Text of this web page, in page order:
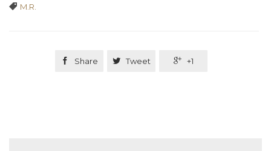
 Tags
M.R.
 Share  Tweet  +1